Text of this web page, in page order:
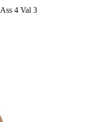
Ass 4 Val 3